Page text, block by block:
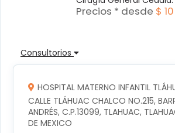
Precios * desde $ 10
Consultorios
HOSPITAL MATERNO INFANTIL
CALLE TLÁHUAC CHALCO NO.215,
ANDRÉS, C.P.13099, TLAHUAC,
DE MEXICO